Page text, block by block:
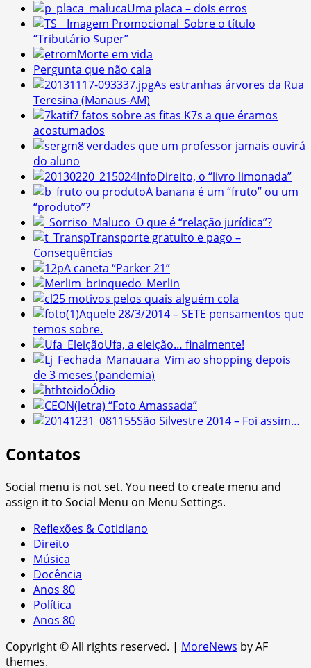
Uma placa – dois erros
Sobre o título
“Tributário $uper”
Morte em vida
Pergunta que não cala
As estranhas árvores da Rua
Teresina (Manaus-AM)
7 fatos sobre as fitas K7s a que éramos
acostumados
8 verdades que um professor jamais ouvirá
do aluno
InfoDireito, o “livro limonada”
A banana é um “fruto” ou um
“produto”?
O que é “relação jurídica”?
Transporte gratuito e pago –
Consequências
A caneta “Parker 21”
Merlin
5 motivos pelos quais alguém cola
Aquele 28/3/2014 – SETE pensamentos que
temos sobre.
Ufa, a eleição… finalmente!
Vim ao shopping depois
de 3 meses (pandemia)
Ódio
(letra) “Foto Amassada”
São Silvestre 2014 – Foi assim…
Contatos
Social menu is not set. You need to create menu and
assign it to Social Menu on Menu Settings.
Reflexões & Cotidiano
Direito
Música
Docência
Anos 80
Política
Anos 80
Copyright © All rights reserved. | MoreNews by AF
themes.